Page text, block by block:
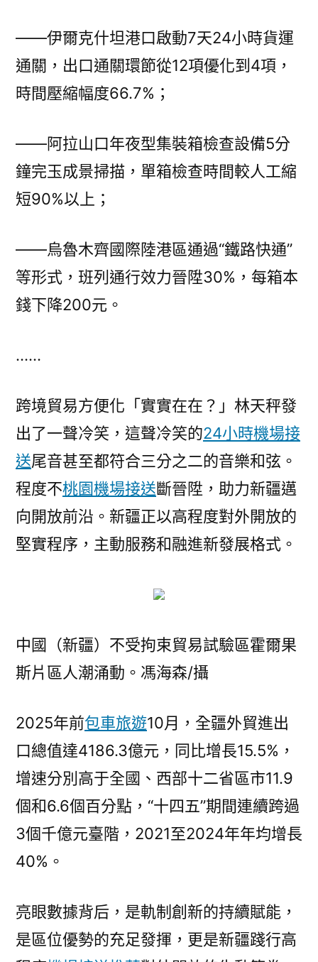
——伊爾克什坦港口啟動7天24小時貨運
通關，出口通關環節從12項優化到4項，
時間壓縮幅度66.7%；
——阿拉山口年夜型集裝箱檢查設備5分
鐘完玉成景掃描，單箱檢查時間較人工縮
短90%以上；
——烏魯木齊國際陸港區通過“鐵路快通”
等形式，班列通行效力晉陞30%，每箱本
錢下降200元。
……
跨境貿易方便化「實實在在？」林天秤發
出了一聲冷笑，這聲冷笑的24小時機場接
送尾音甚至都符合三分之二的音樂和弦。
程度不桃園機場接送斷晉陞，助力新疆邁
向開放前沿。新疆正以高程度對外開放的
堅實程序，主動服務和融進新發展格式。
中國（新疆）不受拘束貿易試驗區霍爾果
斯片區人潮涌動。馮海森/攝
2025年前包車旅遊10月，全疆外貿進出
口總值達4186.3億元，同比增長15.5%，
增速分別高于全國、西部十二省區市11.9
個和6.6個百分點，“十四五”期間連續跨過
3個千億元臺階，2021至2024年年均增長
40%。
亮眼數據背后，是軌制創新的持續賦能，
是區位優勢的充足發揮，更是新疆踐行高